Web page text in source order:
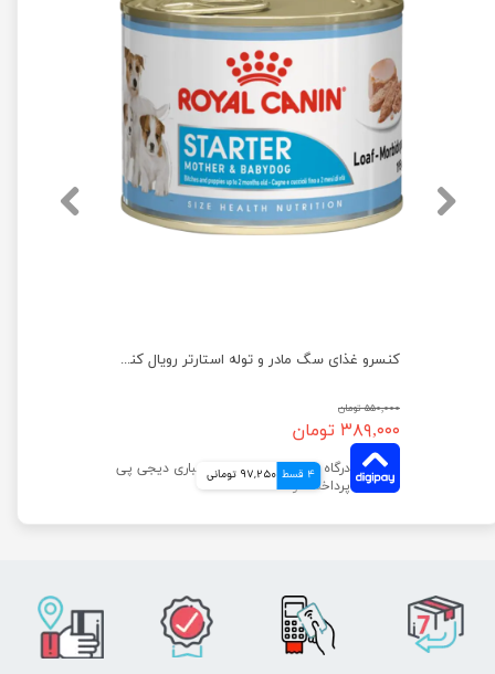
کنسرو غذای سگ مادر و توله استارتر رویال کنین وزن ۱۹۵ گرم
۵۵۰,۰۰۰ تومان
۳۸۹,۰۰۰ تومان
4 قسط 97,250 تومانی